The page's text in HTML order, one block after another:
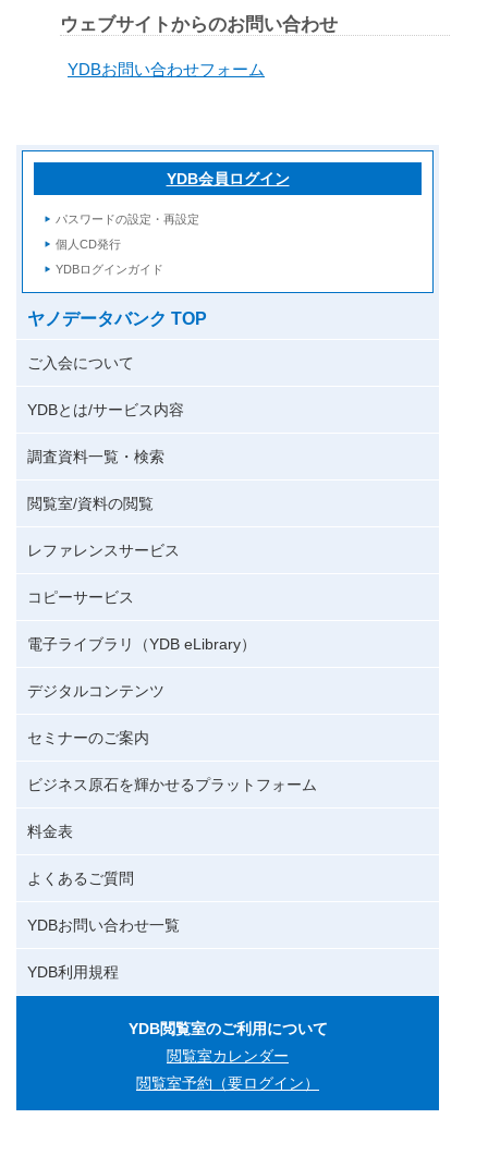
ウェブサイトからのお問い合わせ
YDBお問い合わせフォーム
YDB会員ログイン
パスワードの設定・再設定
個人CD発行
YDBログインガイド
ヤノデータバンク TOP
ご入会について
YDBとは/サービス内容
調査資料一覧・検索
閲覧室/資料の閲覧
レファレンスサービス
コピーサービス
電子ライブラリ（YDB eLibrary）
デジタルコンテンツ
セミナーのご案内
ビジネス原石を輝かせるプラットフォーム
料金表
よくあるご質問
YDBお問い合わせ一覧
YDB利用規程
YDB閲覧室のご利用について
閲覧室カレンダー
閲覧室予約（要ログイン）